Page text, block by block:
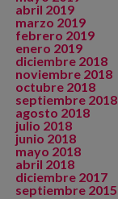
abril 2019
marzo 2019
febrero 2019
enero 2019
diciembre 2018
noviembre 2018
octubre 2018
septiembre 2018
agosto 2018
julio 2018
junio 2018
mayo 2018
abril 2018
diciembre 2017
septiembre 2015